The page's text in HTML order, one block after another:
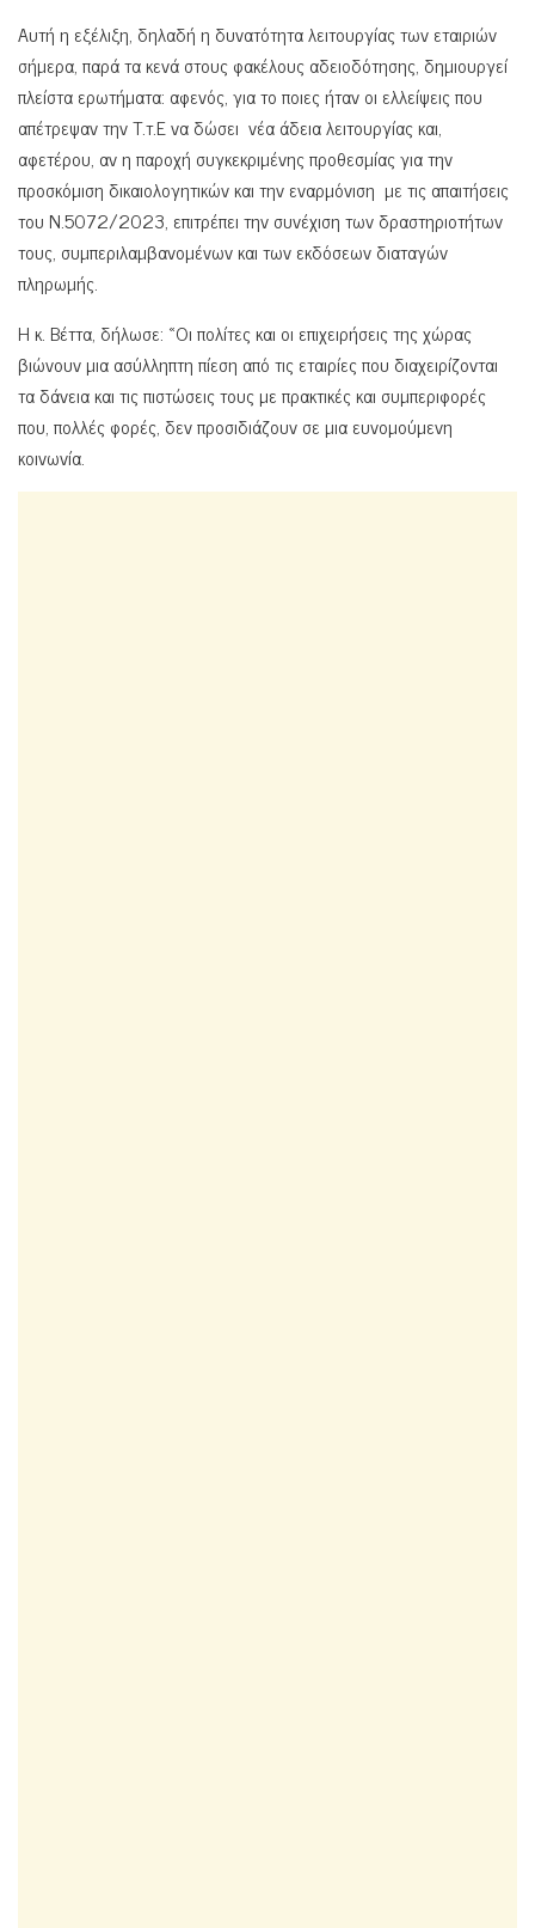
Αυτή η εξέλιξη, δηλαδή η δυνατότητα λειτουργίας των εταιριών
σήμερα, παρά τα κενά στους φακέλους αδειοδότησης, δημιουργεί
πλείστα ερωτήματα: αφενός, για το ποιες ήταν οι ελλείψεις που
απέτρεψαν την Τ.τ.Ε να δώσει νέα άδεια λειτουργίας και,
αφετέρου, αν η παροχή συγκεκριμένης προθεσμίας για την
προσκόμιση δικαιολογητικών και την εναρμόνιση με τις απαιτήσεις
του Ν.5072/2023, επιτρέπει την συνέχιση των δραστηριοτήτων
τους, συμπεριλαμβανομένων και των εκδόσεων διαταγών
πληρωμής.
Η κ. Βέττα, δήλωσε: «Οι πολίτες και οι επιχειρήσεις της χώρας
βιώνουν μια ασύλληπτη πίεση από τις εταιρίες που διαχειρίζονται
τα δάνεια και τις πιστώσεις τους με πρακτικές και συμπεριφορές
που, πολλές φορές, δεν προσιδιάζουν σε μια ευνομούμενη
κοινωνία.